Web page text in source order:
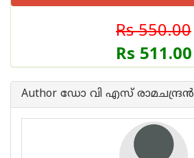
Rs 550.00
Rs 511.00
Author ഡോ വി എസ് രാമചന്ദ്രന്‍